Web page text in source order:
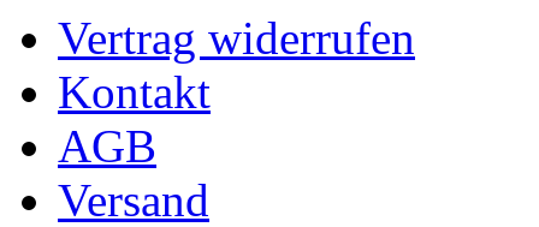
Vertrag widerrufen
Kontakt
AGB
Versand